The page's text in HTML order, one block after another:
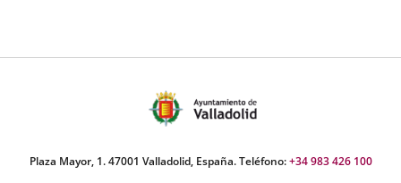
Plaza Mayor, 1. 47001 Valladolid, España. Teléfono:+34 983 426 100